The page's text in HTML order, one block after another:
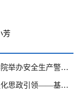
芳
育大会暨消防安全技能培训
究生安全与思政教育管理工作会议